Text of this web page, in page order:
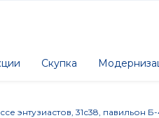
Скупка
энтузиастов, 31с38, павильон